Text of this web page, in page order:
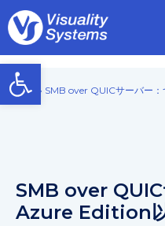
Open toolbar
Home » SMB over QUICサーバー
SMB over QUIC
Azure Edition